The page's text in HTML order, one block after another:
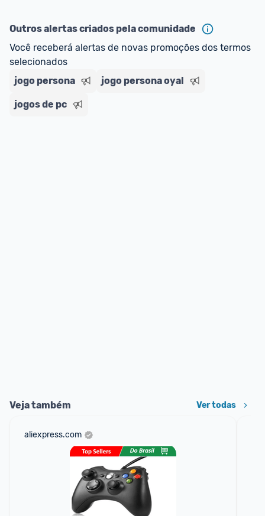
Outros alertas criados pela comunidade
Você receberá alertas de novas promoções dos termos
selecionados
jogo persona
jogo persona oyal
jogos de pc
Veja também Ver todas
aliexpress.com